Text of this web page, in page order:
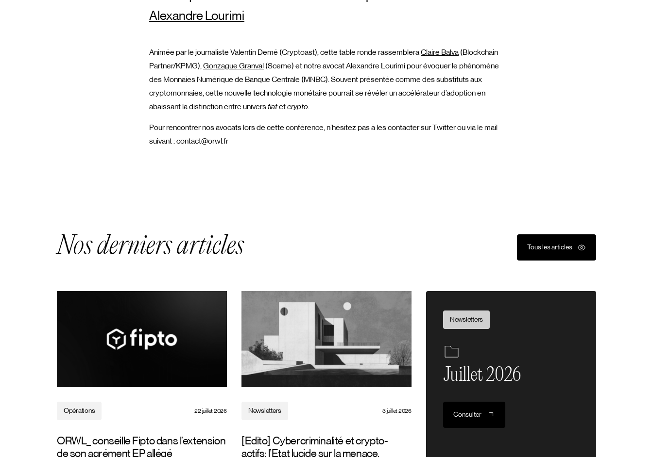
Alexandre Lourimi
Animée par le journaliste Valentin Demé (Cryptoast), cette table ronde rassembleraClaire Balva (Blockchain
Partner/KPMG), Gonzague Granval (Sceme) et notre avocat Alexandre Lourimi pour évoquer le phénomène
des Monnaies Numérique de Banque Centrale (MNBC). Souvent présentée comme des substituts aux
cryptomonnaies, cette nouvelle technologie monétaire pourrait se révéler un accélérateur d’adoption en
abaissant la distinction entre univers fiatetcrypto
Pour rencontrer nos avocats lors de cette conférence, n’hésitez pas à les contacter sur Twitter ou via le mail
suivant : contact@orwl.fr
Nos derniers articles Tous les articles
Opérations 22 juillet 2026
ORWL_ conseille Fipto dans l’extension
de son agrément EP allégé
Newsletters 3 juillet 2026
[Edito] Cybercriminalité et crypto-
actifs: l’Etat lucide sur la menace,
Newsletters
Juillet 2026
Consulter